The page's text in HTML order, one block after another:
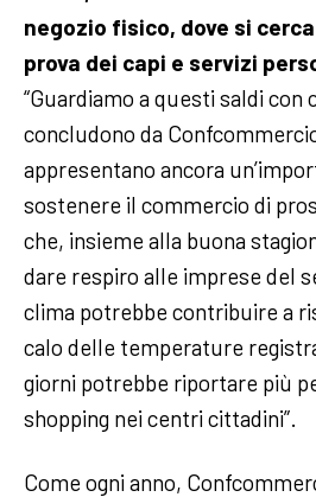
negozio fisico, dove si
prova dei capi e servizi
“Guardiamo a questi saldi
concludono da
appresentano ancora
sostenere il commercio di
che, insieme alla buona
dare respiro alle imprese del
clima potrebbe contribuire a
calo delle temperature
giorni potrebbe riportare più
shopping nei centri cittadini”.
Come ogni anno,